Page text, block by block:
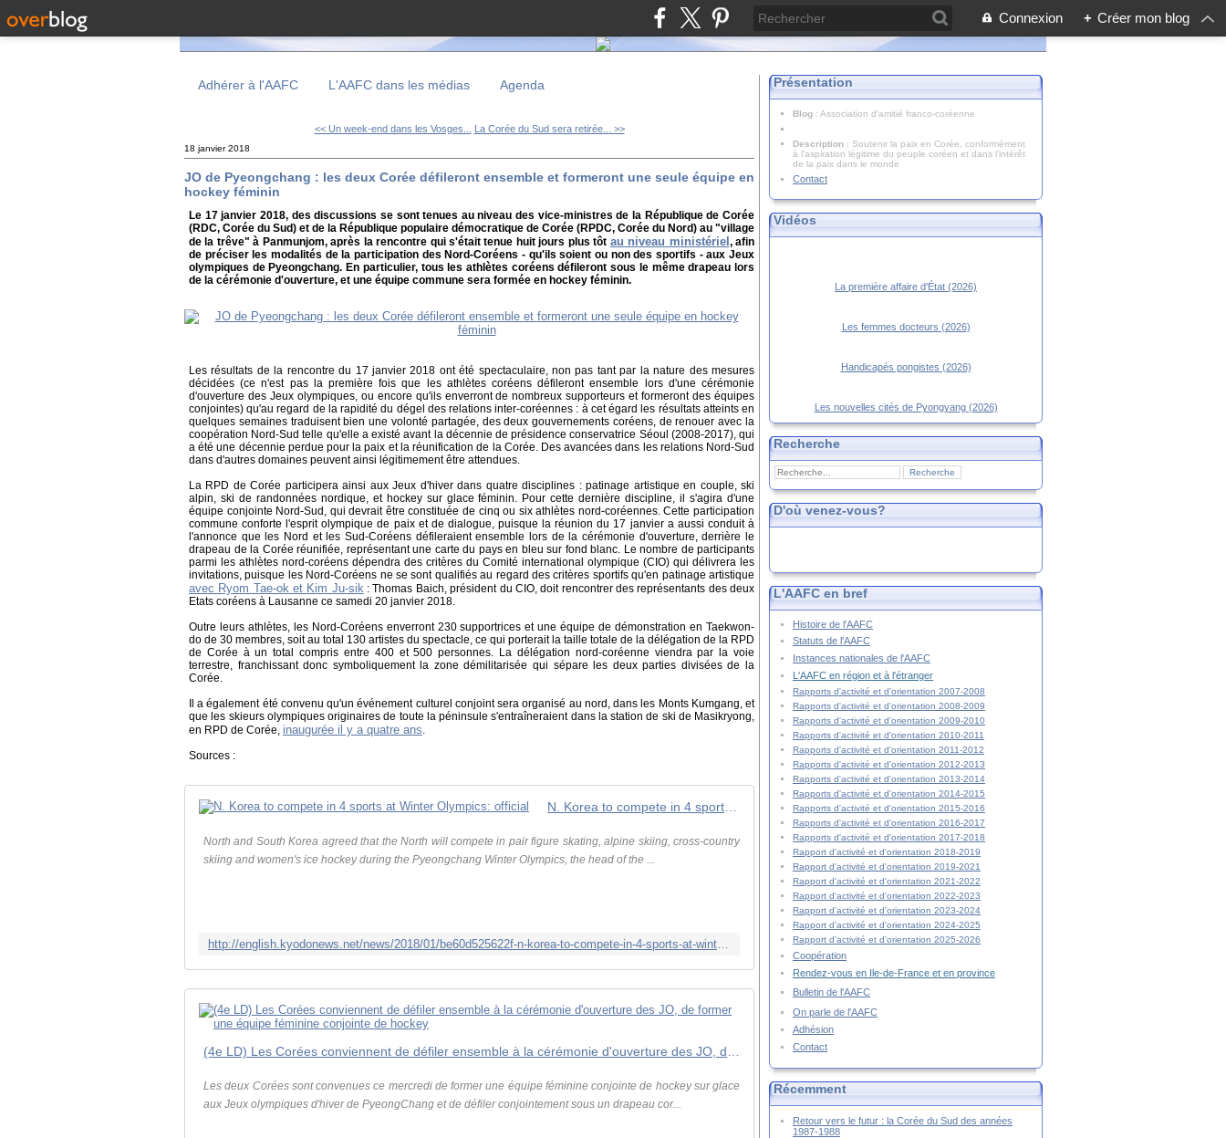
Connexion + Créer mon blog
Adhérer à l'AAFC L'AAFC dans les médias Agenda
<< Un week-end dans les Vosges... La Corée du Sud sera retirée... >>
18 janvier 2018
JO de Pyeongchang : les deux Corée défileront ensemble et formeront une seule équipe en
hockey féminin
Le 17 janvier 2018, des discussions se sont tenues au niveau des vice-ministres de la République de Corée
(RDC, Corée du Sud) et de la République populaire démocratique de Corée (RPDC, Corée du Nord) au "village
de la trêve" à Panmunjom, après la rencontre qui s'était tenue huit jours plus tôt au niveau ministériel , afin
de préciser les modalités de la participation des Nord-Coréens - qu'ils soient ou non des sportifs - aux Jeux
olympiques de Pyeongchang. En particulier, tous les athlètes coréens défileront sous le même drapeau lors
de la cérémonie d'ouverture, et une équipe commune sera formée en hockey féminin.
Les résultats de la rencontre du 17 janvier 2018 ont été spectaculaire, non pas tant par la nature des mesures
décidées (ce n'est pas la première fois que les athlètes coréens défileront ensemble lors d'une cérémonie
d'ouverture des Jeux olympiques, ou encore qu'ils enverront de nombreux supporteurs et formeront des équipes
conjointes) qu'au regard de la rapidité du dégel des relations inter-coréennes : à cet égard les résultats atteints en
quelques semaines traduisent bien une volonté partagée, des deux gouvernements coréens, de renouer avec la
coopération Nord-Sud telle qu'elle a existé avant la décennie de présidence conservatrice Séoul (2008-2017), qui
a été une décennie perdue pour la paix et la réunification de la Corée. Des avancées dans les relations Nord-Sud
dans d'autres domaines peuvent ainsi légitimement être attendues.
La RPD de Corée participera ainsi aux Jeux d'hiver dans quatre disciplines : patinage artistique en couple, ski
alpin, ski de randonnées nordique, et hockey sur glace féminin. Pour cette dernière discipline, il s'agira d'une
équipe conjointe Nord-Sud, qui devrait être constituée de cinq ou six athlètes nord-coréennes. Cette participation
commune conforte l'esprit olympique de paix et de dialogue, puisque la réunion du 17 janvier a aussi conduit à
l'annonce que les Nord et les Sud-Coréens défileraient ensemble lors de la cérémonie d'ouverture, derrière le
drapeau de la Corée réunifiée, représentant une carte du pays en bleu sur fond blanc. Le nombre de participants
parmi les athlètes nord-coréens dépendra des critères du Comité international olympique (CIO) qui délivrera les
invitations, puisque les Nord-Coréens ne se sont qualifiés au regard des critères sportifs qu'en patinage artistique
avec Ryom Tae-ok et Kim Ju-sik: Thomas Baich, président du CIO, doit rencontrer des représentants des deux
Etats coréens à Lausanne ce samedi 20 janvier 2018.
Outre leurs athlètes, les Nord-Coréens enverront 230 supportrices et une équipe de démonstration en Taekwon-
do de 30 membres, soit au total 130 artistes du spectacle, ce qui porterait la taille totale de la délégation de la RPD
de Corée à un total compris entre 400 et 500 personnes. La délégation nord-coréenne viendra par la voie
terrestre, franchissant donc symboliquement la zone démilitarisée qui sépare les deux parties divisées de la
Corée.
Il a également été convenu qu'un événement culturel conjoint sera organisé au nord, dans les Monts Kumgang, et
que les skieurs olympiques originaires de toute la péninsule s'entraîneraient dans la station de ski de Masikryong,
en RPD de Corée, inaugurée il y a quatre ans.
Sources :
N. Korea to compete in 4 sports at Winter Olympics: official
North and South Korea agreed that the North will compete in pair figure skating, alpine skiing, cross-country
skiing and women's ice hockey during the Pyeongchang Winter Olympics, the head of the ...
http://english.kyodonews.net/news/2018/01/be60d525622f-n-korea-to-compete-in-4-sports-at-winter-olympics-official.html
(4e LD) Les Corées conviennent de défiler ensemble à la cérémonie d'ouverture des JO, de former une équipe féminine conjointe de hockey
Les deux Corées sont convenues ce mercredi de former une équipe féminine conjointe de hockey sur glace
aux Jeux olympiques d'hiver de PyeongChang et de défiler conjointement sous un drapeau cor...
Présentation
Blog : Association d'amitié franco-coréenne
Description : Soutenir la paix en Corée, conformément
à l'aspiration légitime du peuple coréen et dans l’intérêt
de la paix dans le monde
Contact
Vidéos
La première affaire d'État (2026)
Les femmes docteurs (2026)
Handicapés pongistes (2026)
Les nouvelles cités de Pyongyang (2026)
Recherche
D'où venez-vous?
L'AAFC en bref
Histoire de l'AAFC
Statuts de l'AAFC
Instances nationales de l'AAFC
L'AAFC en région et à l'étranger
Rapports d'activité et d'orientation 2007-2008
Rapports d'activité et d'orientation 2008-2009
Rapports d'activité et d'orientation 2009-2010
Rapports d'activité et d'orientation 2010-2011
Rapports d'activité et d'orientation 2011-2012
Rapports d'activité et d'orientation 2012-2013
Rapports d'activité et d'orientation 2013-2014
Rapports d'activité et d'orientation 2014-2015
Rapports d'activité et d'orientation 2015-2016
Rapports d'activité et d'orientation 2016-2017
Rapports d'activité et d'orientation 2017-2018
Rapport d'activité et d'orientation 2018-2019
Rapport d'activité et d'orientation 2019-2021
Rapport d'activité et d'orientation 2021-2022
Rapport d'activité et d'orientation 2022-2023
Rapport d'activité et d'orientation 2023-2024
Rapport d'activité et d'orientation 2024-2025
Rapport d'activité et d'orientation 2025-2026
Coopération
Rendez-vous en Ile-de-France et en province
Bulletin de l'AAFC
On parle de l'AAFC
Adhésion
Contact
Récemment
Retour vers le futur : la Corée du Sud des années
1987-1988